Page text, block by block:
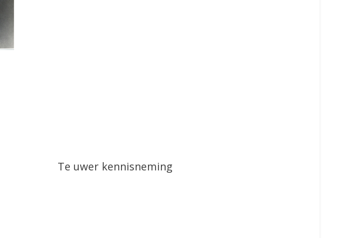
Te uwer kennisneming